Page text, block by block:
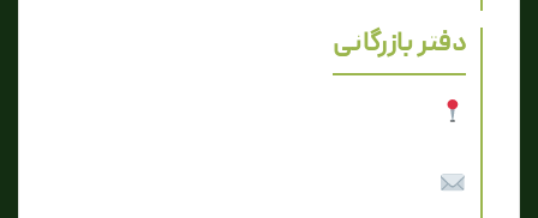
دفتر بازرگانی